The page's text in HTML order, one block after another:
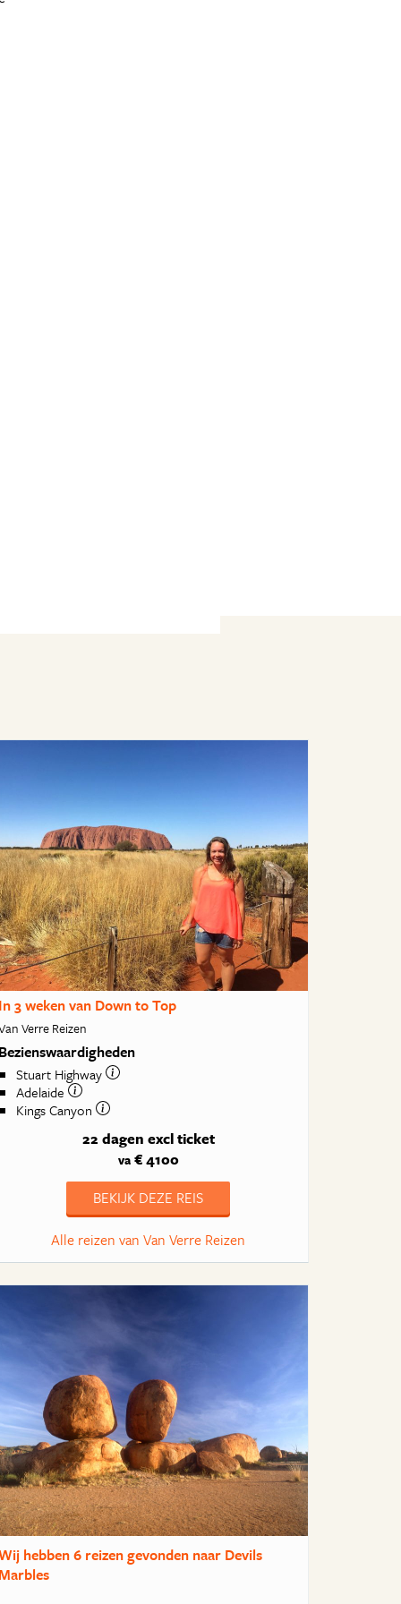
In 3 weken van Down to Top
Verre Reizen
Bezienswaardigheden
Stuart Highway
Adelaide
Kings Canyon
22 dagen excl ticket
va€ 4100
BEKIJK DEZE REIS
Alle reizen van Van Verre Reizen
hebben6 reizengevonden naar Devils
Marbles